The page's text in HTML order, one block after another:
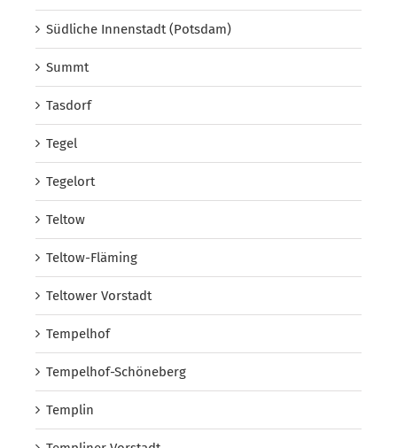
Südliche Innenstadt (Potsdam)
Summt
Tasdorf
Tegel
Tegelort
Teltow
Teltow-Fläming
Teltower Vorstadt
Tempelhof
Tempelhof-Schöneberg
Templin